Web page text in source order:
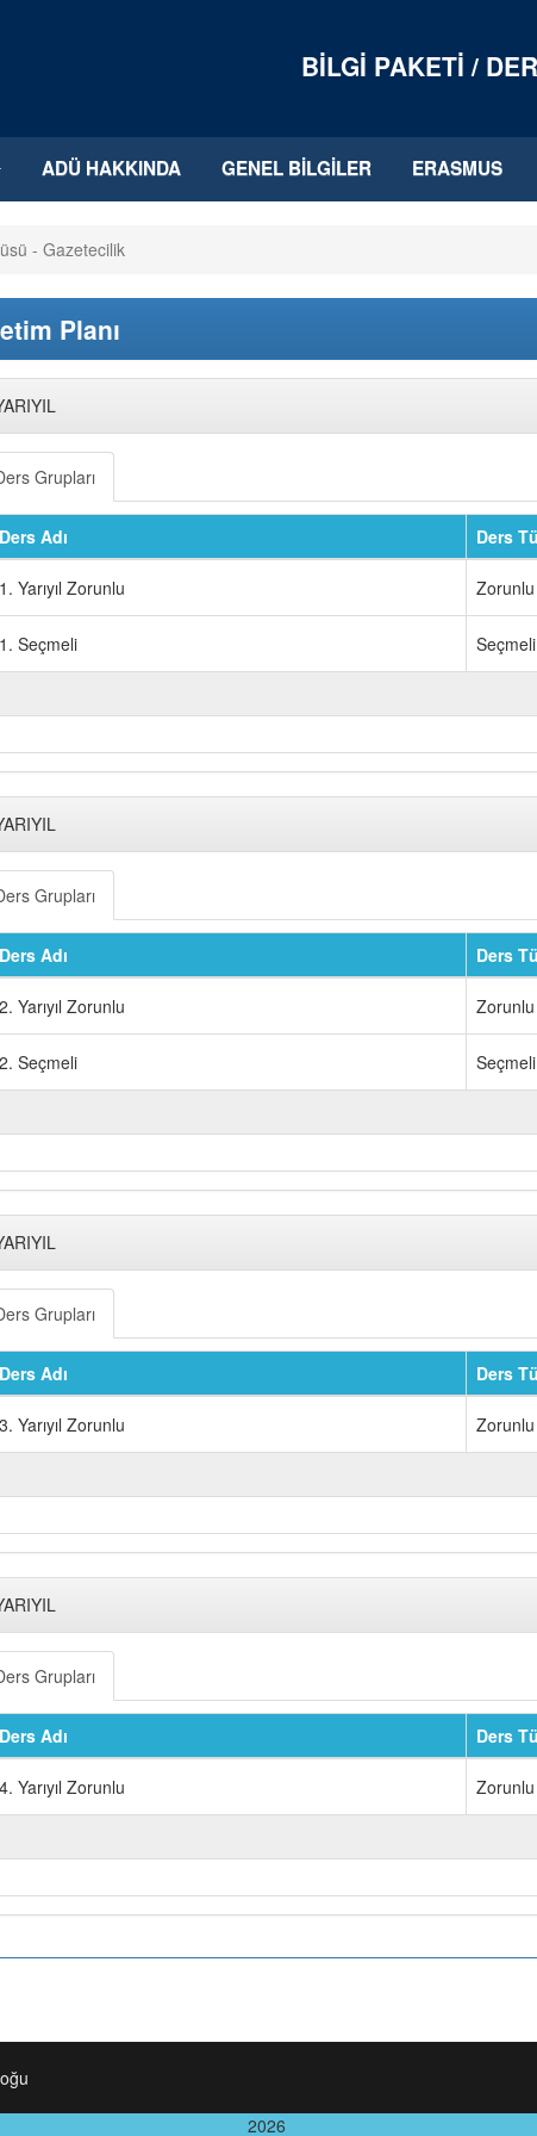
BILGI PAKETI /
ADÜ HAKKINDA GENEL BILGILER ERASMUS
- Gazetecilik
Planı
Grupları
Adı Ders
Yarıyıl Zorunlu Zorunlu
Seçmeli Seçmeli
Grupları
Adı Ders
Yarıyıl Zorunlu Zorunlu
Seçmeli Seçmeli
Grupları
Adı Ders
Yarıyıl Zorunlu Zorunlu
Grupları
Adı Ders
Yarıyıl Zorunlu Zorunlu
2026